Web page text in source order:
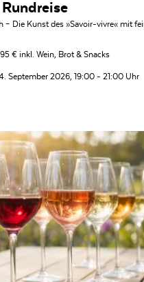
– Die Kunst des »Savoir-vivre« mit
€ inkl. Wein, Brot & Snacks
September 2026, 19:00 - 21:00 Uhr